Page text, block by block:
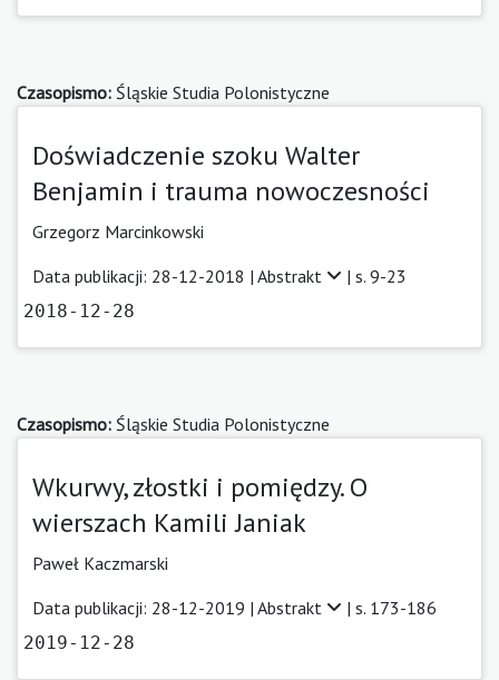
Czasopismo: Śląskie Studia Polonistyczne
Doświadczenie szoku Walter
Benjamin i trauma nowoczesności
Grzegorz Marcinkowski
Data publikacji: 28-12-2018 | Abstrakt | s. 9-23
2018-12-28
Czasopismo: Śląskie Studia Polonistyczne
Wkurwy, złostki i pomiędzy. O
wierszach Kamili Janiak
Paweł Kaczmarski
Data publikacji: 28-12-2019 | Abstrakt | s. 173-186
2019-12-28